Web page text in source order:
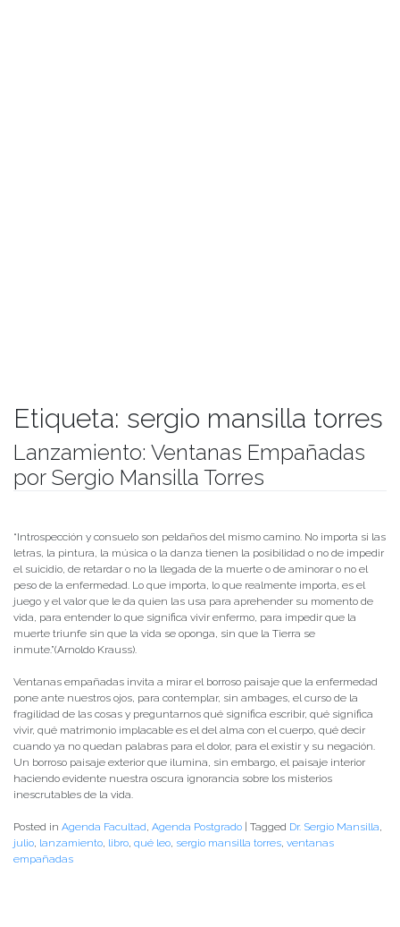
Etiqueta: sergio mansilla torres
Lanzamiento: Ventanas Empañadas
por Sergio Mansilla Torres
“Introspección y consuelo son peldaños del mismo camino. No importa si las
letras, la pintura, la música o la danza tienen la posibilidad o no de impedir
el suicidio, de retardar o no la llegada de la muerte o de aminorar o no el
peso de la enfermedad. Lo que importa, lo que realmente importa, es el
juego y el valor que le da quien las usa para aprehender su momento de
vida, para entender lo que significa vivir enfermo, para impedir que la
muerte triunfe sin que la vida se oponga, sin que la Tierra se
inmute.”(Arnoldo Krauss).
Ventanas empañadas invita a mirar el borroso paisaje que la enfermedad
pone ante nuestros ojos, para contemplar, sin ambages, el curso de la
fragilidad de las cosas y preguntarnos qué significa escribir, qué significa
vivir, qué matrimonio implacable es el del alma con el cuerpo, qué decir
cuando ya no quedan palabras para el dolor, para el existir y su negación.
Un borroso paisaje exterior que ilumina, sin embargo, el paisaje interior
haciendo evidente nuestra oscura ignorancia sobre los misterios
inescrutables de la vida.
Posted in Agenda Facultad, Agenda Postgrado Tagged Dr. Sergio Mansilla,
julio, lanzamiento, libro, qué leo, sergio mansilla torres, ventanas
empañadas